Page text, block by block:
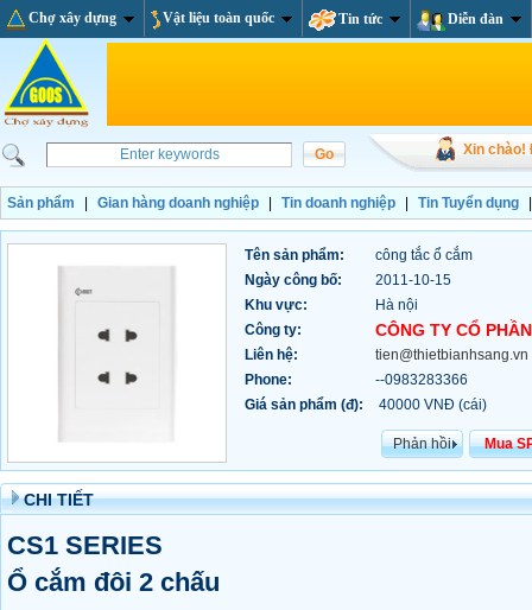
Chợ xây dựng Vật liệu toàn quốc Tin tức Diễn đàn
Xin chào!
Sản phẩm Gian hàng doanh nghiệp Tin doanh nghiệp Tin Tuyển dụng
Tên sản phẩm:
công tắc ổ cắm
Ngày công bố:
2011-10-15
Khu vực:
Hà nội
Công ty:
CÔNG TY CỔ
Liên hệ:
tien@thietbianhsang.vn
Phone:
--0983283366
Giá sản phẩm (đ):
40000 VNĐ (cái)
Phản hồi Mua
CHI TIẾT
CS1 SERIES
Ổ cắm đôi 2 chấu